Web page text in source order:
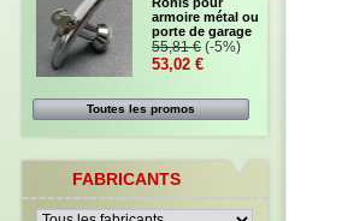
armoire métal ou
porte de garage
55,81 € (-5%)
53,02 €
Toutes les promos
FABRICANTS